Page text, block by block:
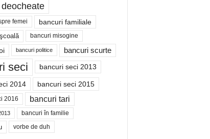
femei bancuri familiale
bancuri misogine
bancuri politice bancuri scurte
seci bancuri seci 2013
2014 bancuri seci 2015
2016 bancuri tari
bancuri în familie
vorbe de duh